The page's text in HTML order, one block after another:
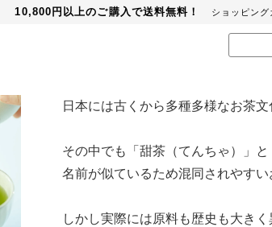
10,800円以上のご購入で送料無料！ ショッピング
日本には古くから多種多様なお茶文
その中でも「甜茶（てんちゃ）」と
名前が似ているため混同されやすい
しかし実際には原料も歴史も大き